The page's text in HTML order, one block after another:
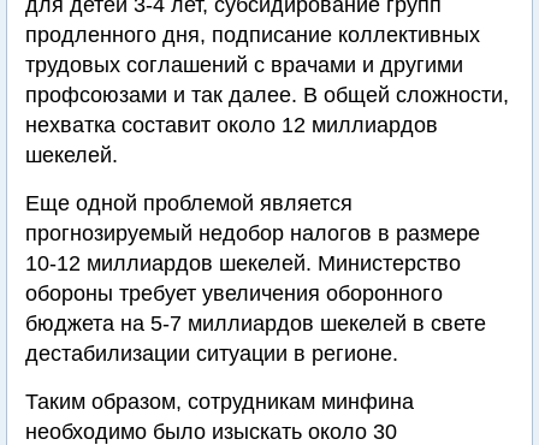
для детей 3-4 лет, субсидирование групп
продленного дня, подписание коллективных
трудовых соглашений с врачами и другими
профсоюзами и так далее. В общей сложности,
нехватка составит около 12 миллиардов
шекелей.
Еще одной проблемой является
прогнозируемый недобор налогов в размере
10-12 миллиардов шекелей. Министерство
обороны требует увеличения оборонного
бюджета на 5-7 миллиардов шекелей в свете
дестабилизации ситуации в регионе.
Таким образом, сотрудникам минфина
необходимо было изыскать около 30